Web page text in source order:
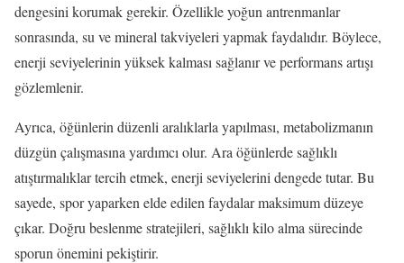
dengesini korumak gerekir. Özellikle yoğun antrenmanlar
sonrasında, su ve mineral takviyeleri yapmak faydalıdır. Böylece,
enerji seviyelerinin yüksek kalması sağlanır ve performans artışı
gözlemlenir.
Ayrıca, öğünlerin düzenli aralıklarla yapılması, metabolizmanın
düzgün çalışmasına yardımcı olur. Ara öğünlerde sağlıklı
atıştırmalıklar tercih etmek, enerji seviyelerini dengede tutar. Bu
sayede, spor yaparken elde edilen faydalar maksimum düzeye
çıkar. Doğru beslenme stratejileri, sağlıklı kilo alma sürecinde
sporun önemini pekiştirir.